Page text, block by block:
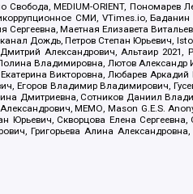
MEDIUM-ORIENT, Пономарев
СМИ, VTimes.io,
Маетная Елизавета
Дождь, Петров Степан Юрьевич,
Александрович, Альтаир 2021,
Владимировна, Лютов
Викторовна, Любарев
Егоров Владимир Владимирович,
Дмитриевна, Сотников Даниил
МЕМО, Mason G.E.S.
Юрьевич, Скворцова Елена
Григорьева Алина Александровна,